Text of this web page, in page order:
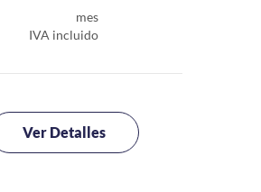
mes
IVA incluido
Ver Detalles